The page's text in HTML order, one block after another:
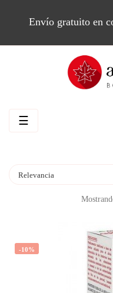
Envío gratuito en
Navegación
☰
Relevancia
-10%